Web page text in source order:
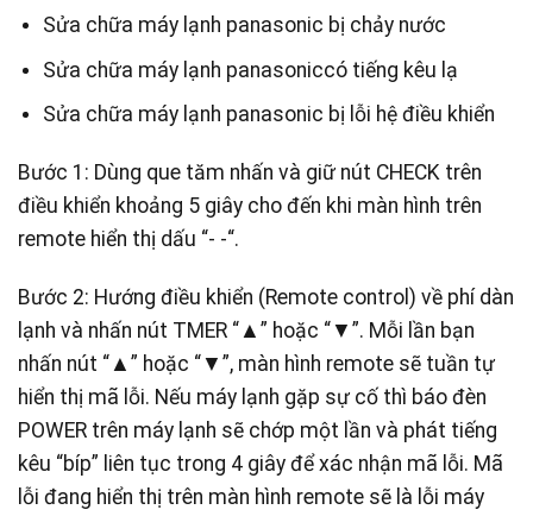
Sửa chữa máy lạnh panasonic bị chảy nước
Sửa chữa máy lạnh panasoniccó tiếng kêu lạ
Sửa chữa máy lạnh panasonic bị lỗi hệ điều khiển
Bước 1: Dùng que tăm nhấn và giữ nút CHECK trên
điều khiển khoảng 5 giây cho đến khi màn hình trên
remote hiển thị dấu “- -“.
Bước 2: Hướng điều khiển (Remote control) về phí dàn
lạnh và nhấn nút TMER “▲” hoặc “▼”. Mỗi lần bạn
nhấn nút “▲” hoặc “▼”, màn hình remote sẽ tuần tự
hiển thị mã lỗi. Nếu máy lạnh gặp sự cố thì báo đèn
POWER trên máy lạnh sẽ chớp một lần và phát tiếng
kêu “bíp” liên tục trong 4 giây để xác nhận mã lỗi. Mã
lỗi đang hiển thị trên màn hình remote sẽ là lỗi máy